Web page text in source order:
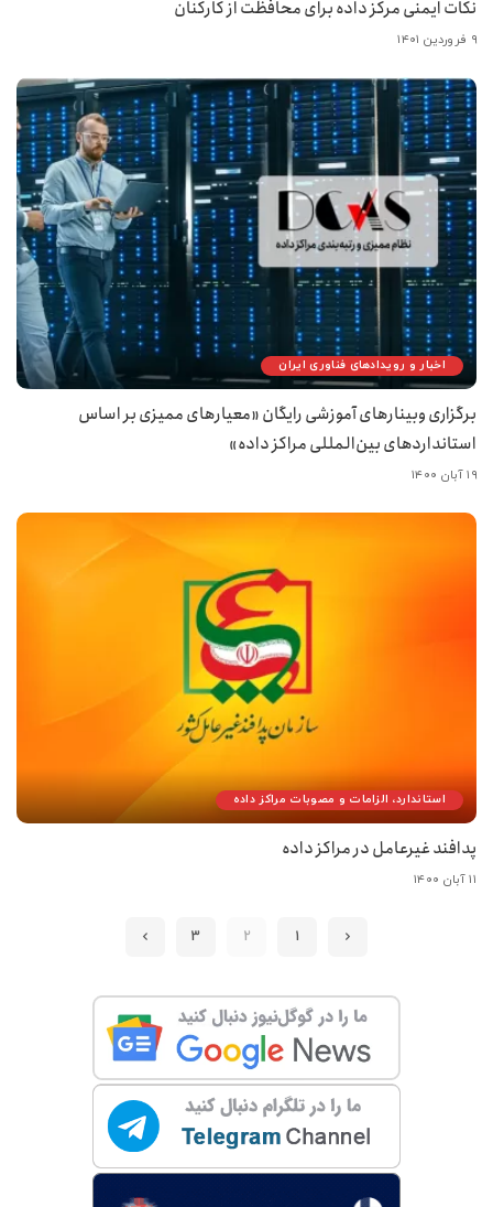
نکات ایمنی مرکز داده برای محافظت از کارکنان
۹ فروردین ۱۴۰۱
اخبار و رویدادهای فناوری ایران
برگزاری وبینارهای آموزشی رایگان «معیارهای ممیزی بر اساس
استانداردهای بین‌المللی مراکز داده»
۱۹ آبان ۱۴۰۰
استاندارد، الزامات و مصوبات مراکز داده
پدافند غیرعامل در مراکز داده
۱۱ آبان ۱۴۰۰
1
2
3